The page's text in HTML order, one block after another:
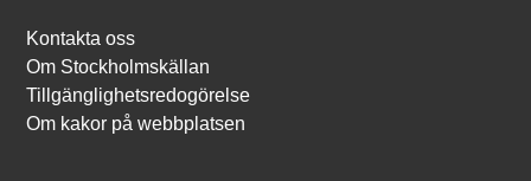
Kontakta oss
Om Stockholmskällan
Tillgänglighetsredogörelse
Om kakor på webbplatsen